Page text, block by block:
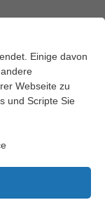
Einige davon
Webseite zu
und Scripte Sie